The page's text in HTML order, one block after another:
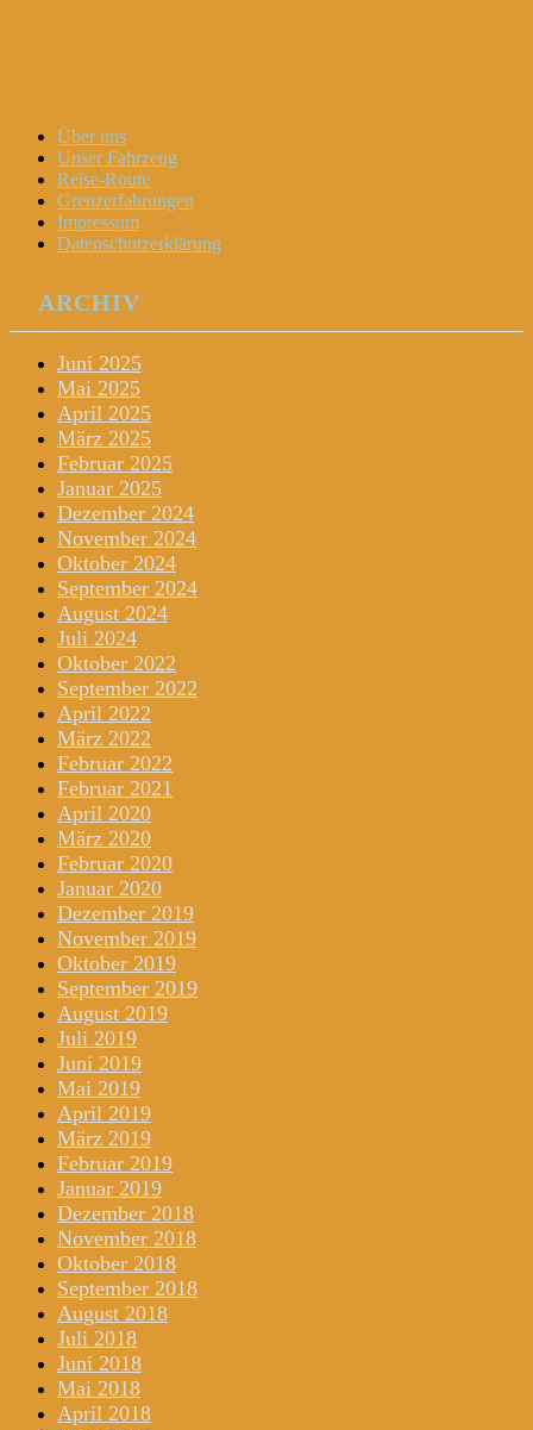
Menu
Widgets
Search
Skip
content
Über uns
Unser Fahrzeug
Reise-Route
Grenzerfahrungen
Impressum
Datenschutzerklärung
ARCHIV
Juni 2025
Mai 2025
April 2025
März 2025
Februar 2025
Januar 2025
Dezember 2024
November 2024
Oktober 2024
September 2024
August 2024
Juli 2024
Oktober 2022
September 2022
April 2022
März 2022
Februar 2022
Februar 2021
April 2020
März 2020
Februar 2020
Januar 2020
Dezember 2019
November 2019
Oktober 2019
September 2019
August 2019
Juli 2019
Juni 2019
Mai 2019
April 2019
März 2019
Februar 2019
Januar 2019
Dezember 2018
November 2018
Oktober 2018
September 2018
August 2018
Juli 2018
Juni 2018
Mai 2018
April 2018